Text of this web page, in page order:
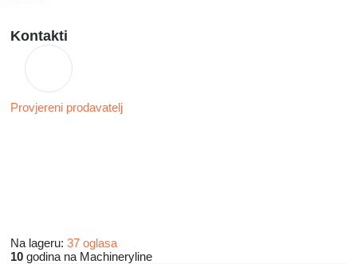
Kontakti
Provjereni prodavatelj
Na lageru: 37 oglasa
10 godina na Machineryline